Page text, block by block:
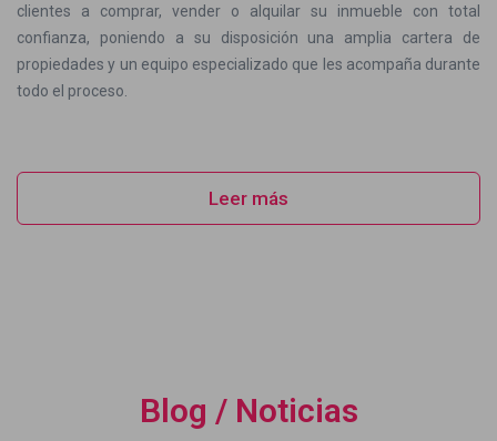
clientes a comprar, vender o alquilar su inmueble con total
confianza, poniendo a su disposición una amplia cartera de
propiedades y un equipo especializado que les acompaña durante
todo el proceso.
Leer más
Blog / Noticias